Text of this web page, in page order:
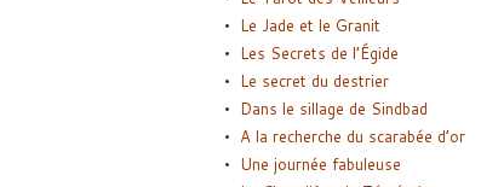
Le Jade et le Granit
Les Secrets de l’Égide
Le secret du destrier
Dans le sillage de Sindbad
A la recherche du scarabée d’or
Une journée fabuleuse